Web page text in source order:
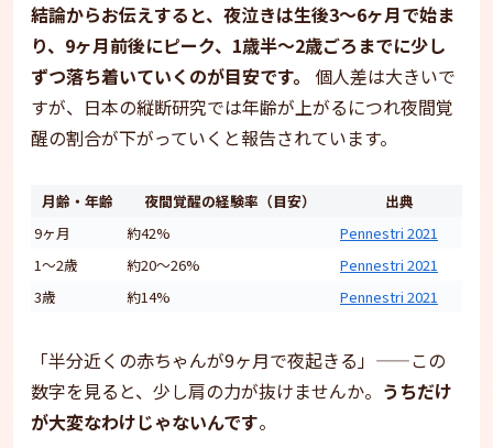
結論からお伝えすると、夜泣きは生後3〜6ヶ月で始ま
り、9ヶ月前後にピーク、1歳半〜2歳ごろまでに少し
ずつ落ち着いていくのが目安です。
個人差は大きいで
すが、日本の縦断研究では年齢が上がるにつれ夜間覚
醒の割合が下がっていくと報告されています。
月齢・年齢 夜間覚醒の経験率（目安）
出典
9ヶ月
約42%
Pennestri 2021
1〜2歳
約20〜26%
Pennestri 2021
3歳
約14% Pennestri 2021
「半分近くの赤ちゃんが9ヶ月で夜起きる」——この
数字を見ると、少し肩の力が抜けませんか。 うちだけ
が大変なわけじゃないんです。